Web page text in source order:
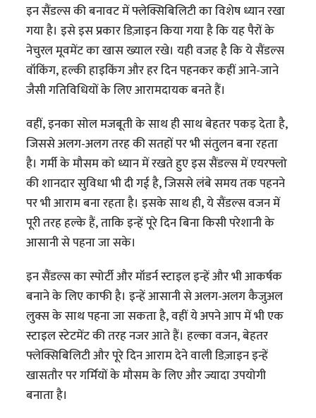
इन सैंडल्स की बनावट में फ्लेक्सिबिलिटी का विशेष ध्यान रखा
गया है। इसे इस प्रकार डिज़ाइन किया गया है कि यह पैरों के
नेचुरल मूवमेंट का खास ख्याल रखे। यही वजह है कि ये सैंडल्स
वॉकिंग, हल्की हाइकिंग और हर दिन पहनकर कहीं आने-जाने
जैसी गतिविधियों के लिए आरामदायक बनते हैं।
वहीं, इनका सोल मजबूती के साथ ही साथ बेहतर पकड़ देता है,
जिससे अलग-अलग तरह की सतहों पर भी संतुलन बना रहता
है। गर्मी के मौसम को ध्यान में रखते हुए इस सैंडल्स में एयरफ्लो
की शानदार सुविधा भी दी गई है, जिससे लंबे समय तक पहनने
पर भी आराम बना रहता है। इसके साथ ही, ये सैंडल्स वजन में
पूरी तरह हल्के हैं, ताकि इन्हें पूरे दिन बिना किसी परेशानी के
आसानी से पहना जा सके।
इन सैंडल्स का स्पोर्टी और मॉडर्न स्टाइल इन्हें और भी आकर्षक
बनाने के लिए काफी है। इन्हें आसानी से अलग-अलग कैजुअल
लुक्स के साथ पहना जा सकता है, वहीं ये अपने आप में भी एक
स्टाइल स्टेटमेंट की तरह नजर आते हैं। हल्का वजन, बेहतर
फ्लेक्सिबिलिटी और पूरे दिन आराम देने वाली डिज़ाइन इन्हें
खासतौर पर गर्मियों के मौसम के लिए और ज्यादा उपयोगी
बनाता है।